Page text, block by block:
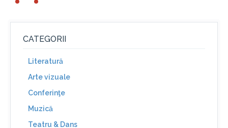
CATEGORII
Literatură
Arte vizuale
Conferinţe
Muzică
Teatru & Dans